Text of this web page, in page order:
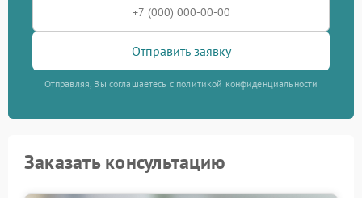
Отправить заявку
Отправляя, Вы соглашаетесь с политикой конфиденциальности
Заказать консультацию